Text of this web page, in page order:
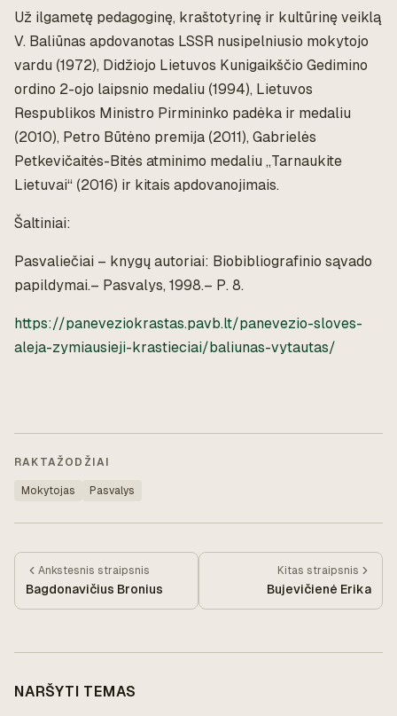
Už ilgametę pedagoginę, kraštotyrinę ir kultūrinę veiklą
V. Baliūnas apdovanotas LSSR nusipelniusio mokytojo
vardu (1972), Didžiojo Lietuvos Kunigaikščio Gedimino
ordino 2-ojo laipsnio medaliu (1994), Lietuvos
Respublikos Ministro Pirmininko padėka ir medaliu
(2010), Petro Būtėno premija (2011), Gabrielės
Petkevičaitės-Bitės atminimo medaliu „Tarnaukite
Lietuvai“ (2016) ir kitais apdovanojimais.
Šaltiniai:
Pasvaliečiai – knygų autoriai: Biobibliografinio sąvado
papildymai.– Pasvalys, 1998.– P. 8.
https://paneveziokrastas.pavb.lt/panevezio-sloves-
aleja-zymiausieji-krastieciai/baliunas-vytautas/
RAKTAŽODŽIAI
Mokytojas Pasvalys
Ankstesnis straipsnis
Bagdonavičius Bronius
Kitas straipsnis
Bujevičienė Erika
NARŠYTI TEMAS